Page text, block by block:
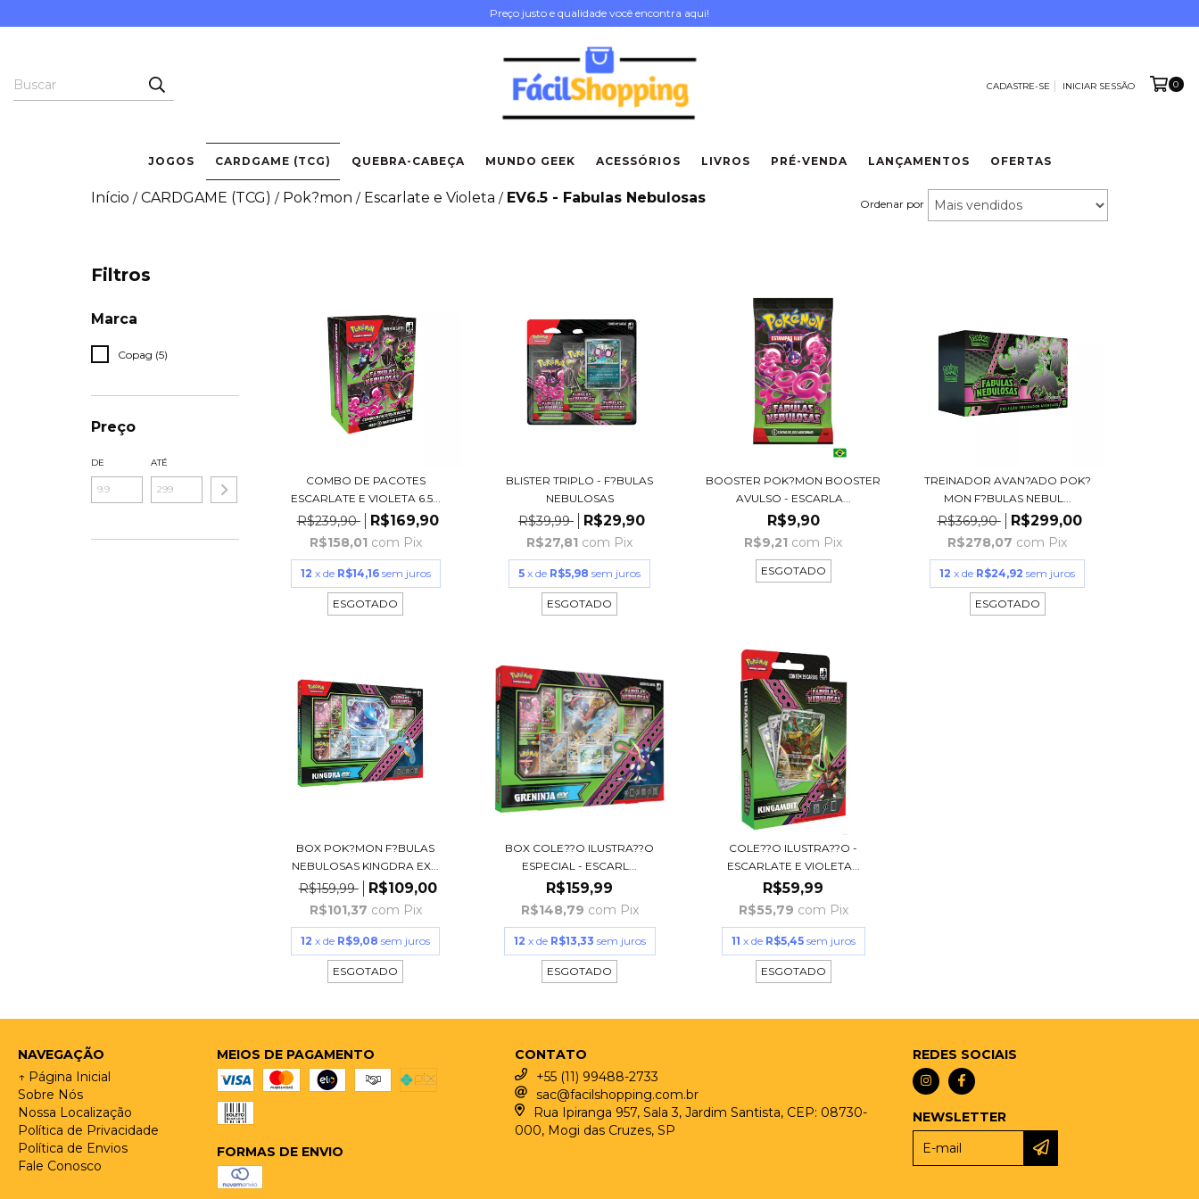
Preço justo e qualidade você encontra aqui!
CADASTRE-SE INICIAR SESSÃO 0
JOGOS CARDGAME (TCG) QUEBRA-CABEÇA MUNDO GEEK ACESSÓRIOS LIVROS PRÉ-VENDA LANÇAMENTOS OFERTAS
Início / CARDGAME (TCG) / Pok?mon / Escarlate e Violeta / EV6.5 - Fabulas Nebulosas Ordenar por
Filtros
Marca
Copag (5)
Preço
DE ATÉ
COMBO DE PACOTES
ESCARLATE E VIOLETA 6.5...
R$239,90 R$169,90
R$158,01 com Pix
12 x de R$14,16 sem juros
ESGOTADO
BLISTER TRIPLO - F?BULAS
NEBULOSAS
R$39,99 R$29,90
R$27,81 com Pix
5 x de R$5,98 sem juros
ESGOTADO
BOOSTER POK?MON BOOSTER
AVULSO - ESCARLA...
R$9,90
R$9,21 com Pix
ESGOTADO
TREINADOR AVAN?ADO POK?
MON F?BULAS NEBUL...
R$369,90 R$299,00
R$278,07 com Pix
12 x de R$24,92 sem juros
ESGOTADO
BOX POK?MON F?BULAS
NEBULOSAS KINGDRA EX...
R$159,99 R$109,00
R$101,37 com Pix
12 x de R$9,08 sem juros
ESGOTADO
BOX COLE??O ILUSTRA??O
ESPECIAL - ESCARL...
R$159,99
R$148,79 com Pix
12 x de R$13,33 sem juros
ESGOTADO
COLE??O ILUSTRA??O -
ESCARLATE E VIOLETA...
R$59,99
R$55,79 com Pix
11 x de R$5,45 sem juros
ESGOTADO
NAVEGAÇÃO
↑ Página Inicial
Sobre Nós
Nossa Localização
Política de Privacidade
Política de Envios
Fale Conosco
MEIOS DE PAGAMENTO
FORMAS DE ENVIO
CONTATO
+55 (11) 99488-2733
sac@facilshopping.com.br
Rua Ipiranga 957, Sala 3, Jardim Santista, CEP: 08730-
000, Mogi das Cruzes, SP
REDES SOCIAIS
NEWSLETTER